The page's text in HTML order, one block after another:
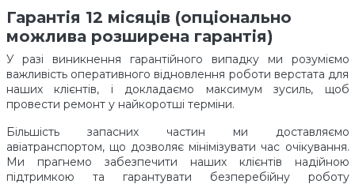
Гарантія 12 місяців (опціонально
можлива розширена гарантія)
У разі виникнення гарантійного випадку ми розуміємо
важливість оперативного відновлення роботи верстата для
наших клієнтів, і докладаємо максимум зусиль, щоб
провести ремонт у найкоротші терміни.
Більшість запасних частин ми доставляємо
авіатранспортом, що дозволяє мінімізувати час очікування.
Ми прагнемо забезпечити наших клієнтів надійною
підтримкою та гарантувати безперебійну роботу